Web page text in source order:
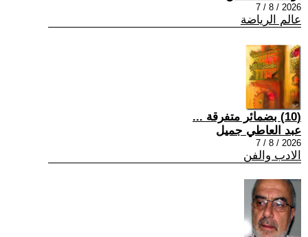
2026 / 8 / 7
عالم الرياضة
(10) بضمائر متفرقة ...
عبد العاطي جميل
2026 / 8 / 7
الادب والفن